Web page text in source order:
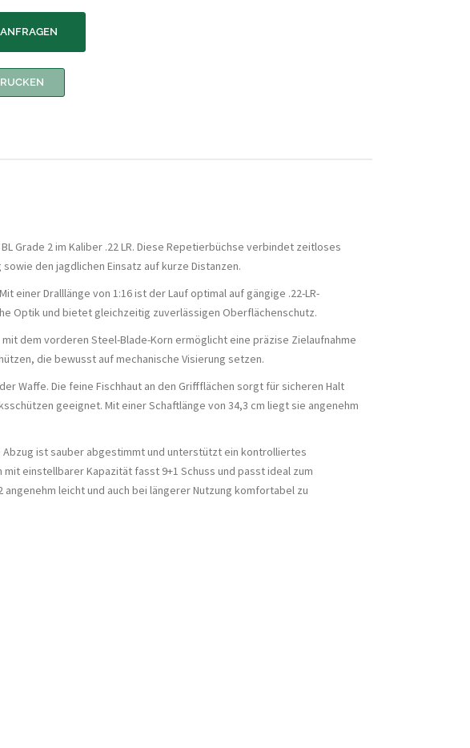
ANFRAGEN
2 im Kaliber .22 LR. Diese Repetierbüchse verbindet zeitloses
den jagdlichen Einsatz auf kurze Distanzen.
einer Dralllänge von 1:16 ist der Lauf optimal auf gängige .22-LR-
Optik und bietet gleichzeitig zuverlässigen Oberflächenschutz.
dem vorderen Steel-Blade-Korn ermöglicht eine präzise Zielaufnahme
die bewusst auf mechanische Visierung setzen.
Waffe. Die feine Fischhaut an den Griffflächen sorgt für sicheren Halt
geeignet. Mit einer Schaftlänge von 34,3 cm liegt sie angenehm
ist sauber abgestimmt und unterstützt ein kontrolliertes
einstellbarer Kapazität fasst 9+1 Schuss und passt ideal zum
leicht und auch bei längerer Nutzung komfortabel zu